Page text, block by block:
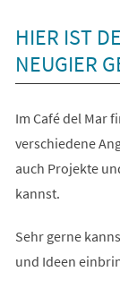
HIER IST
NEUGIER
Im Café del Mar
verschiedene
auch Projekte
kannst.
Sehr gerne
und Ideen